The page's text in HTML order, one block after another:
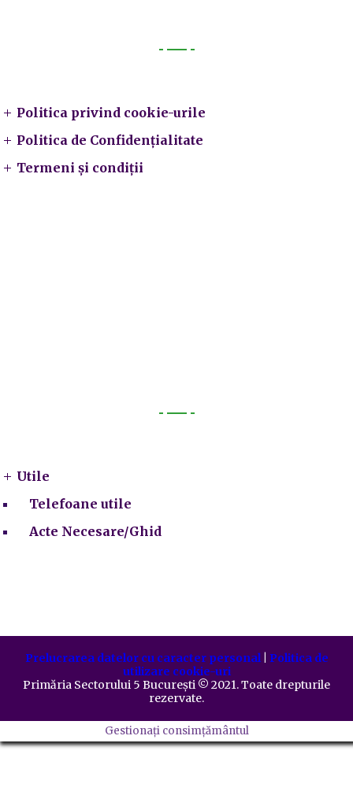
Politica privind cookie-urile
Politica de Confidențialitate
Termeni și condiții
Utile
Telefoane utile
Acte Necesare/Ghid
Prelucrarea datelor cu caracter personal| Politica de
utilizare cookie-uri
Primăria Sectorului 5 București ©️ 2021. Toate drepturile
rezervate.
Gestionați consimțământul